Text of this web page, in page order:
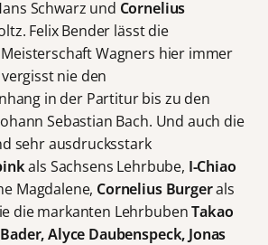
Schwarz und Cornelius
Felix Bender lässt die
Wagners hier immer
nie den
in der Partitur bis zu den
Sebastian Bach. Und auch die
sehr ausdrucksstark
als Sachsens Lehrbube, I-Chiao
Magdalene, Cornelius Burgerals
die markanten LehrbubenTakao
Alyce Daubenspeck, Jonas